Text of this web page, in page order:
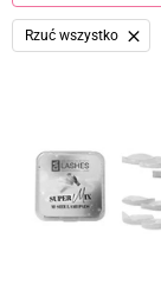
Rzuć wszystko